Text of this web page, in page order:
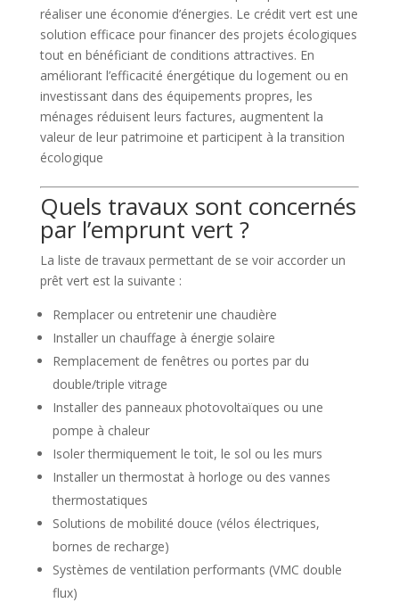
réaliser une économie d’énergies. Le crédit vert est une
solution efficace pour financer des projets écologiques
tout en bénéficiant de conditions attractives. En
améliorant l’efficacité énergétique du logement ou en
investissant dans des équipements propres, les
ménages réduisent leurs factures, augmentent la
valeur de leur patrimoine et participent à la transition
écologique
Quels travaux sont concernés
par l’emprunt vert ?
La liste de travaux permettant de se voir accorder un
prêt vert est la suivante :
Remplacer ou entretenir une chaudière
Installer un chauffage à énergie solaire
Remplacement de fenêtres ou portes par du
double/triple vitrage
Installer des panneaux photovoltaïques ou une
pompe à chaleur
Isoler thermiquement le toit, le sol ou les murs
Installer un thermostat à horloge ou des vannes
thermostatiques
Solutions de mobilité douce (vélos électriques,
bornes de recharge)
Systèmes de ventilation performants (VMC double
flux)